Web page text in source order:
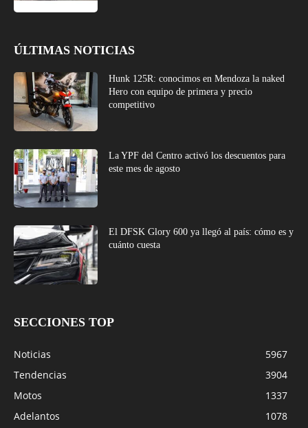
ÚLTIMAS NOTICIAS
Hunk 125R: conocimos en Mendoza la naked
Hero con equipo de primera y precio
competitivo
La YPF del Centro activó los descuentos para
este mes de agosto
El DFSK Glory 600 ya llegó al país: cómo es y
cuánto cuesta
SECCIONES TOP
Noticias
5967
Tendencias
3904
Motos
1337
Adelantos
1078